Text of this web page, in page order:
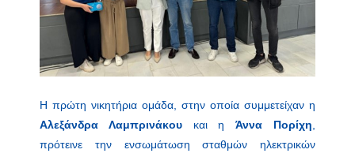
Η πρώτη νικητήρια ομάδα, στην οποία συμμετείχαν η
Αλεξάνδρα Λαμπρινάκου και ηΆννα Πορίχη
πρότεινε την ενσωμάτωση σταθμών ηλεκτρικών